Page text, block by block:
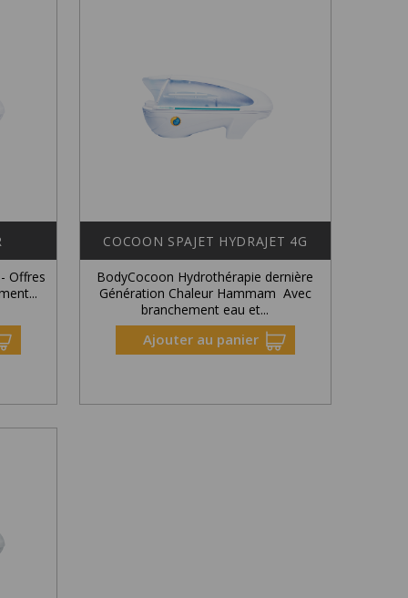
Offres
COCOON SPAJET HYDRAJET 4G
BodyCocoon Hydrothérapie dernière
Génération Chaleur Hammam Avec
branchement eau et...
Ajouter au panier